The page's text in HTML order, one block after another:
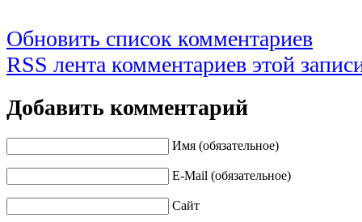
Обновить список комментариев
RSS лента комментариев этой
Добавить комментарий
Имя (обязательное)
E-Mail (обязательное)
Сайт